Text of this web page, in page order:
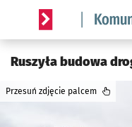
Serwis informacyjny
Ruszyła budowa
Przesuń zdjęcie palcem